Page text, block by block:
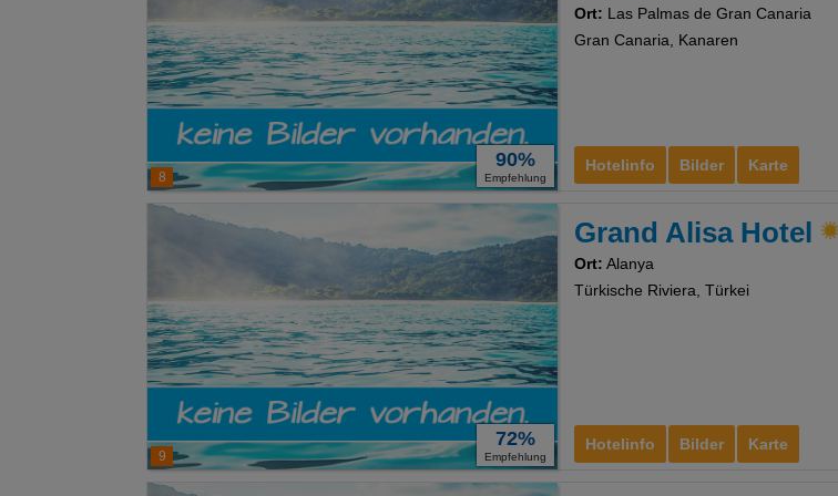
8
90%
Empfehlung
Hotelinfo Bilder Karte
Ort: Las Palmas de Gran Canaria
Gran Canaria, Kanaren
9
72%
Empfehlung
Hotelinfo Bilder Karte
Grand Alisa Hotel
Ort: Alanya
Türkische Riviera, Türkei